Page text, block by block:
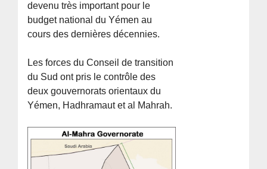
devenu très important pour le
budget national du Yémen au
cours des dernières décennies.
Les forces du Conseil de transition
du Sud ont pris le contrôle des
deux gouvernorats orientaux du
Yémen, Hadhramaut et al Mahrah.